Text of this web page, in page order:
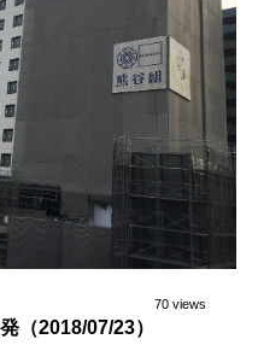
70 views
（2018/07/23）